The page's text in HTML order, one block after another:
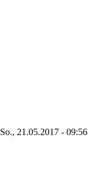
So., 21.05.2017 - 09:56